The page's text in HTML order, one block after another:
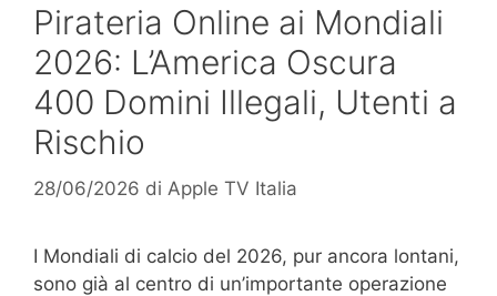
Pirateria Online ai Mondiali
2026: L’America Oscura
400 Domini Illegali, Utenti a
Rischio
28/06/2026 di Apple TV Italia
I Mondiali di calcio del 2026, pur ancora lontani,
sono già al centro di un’importante operazione